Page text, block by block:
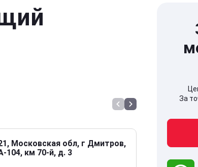
Московская обл, г Дмитров,
104, км 70-й, д. 3
141707,
дом 5
За